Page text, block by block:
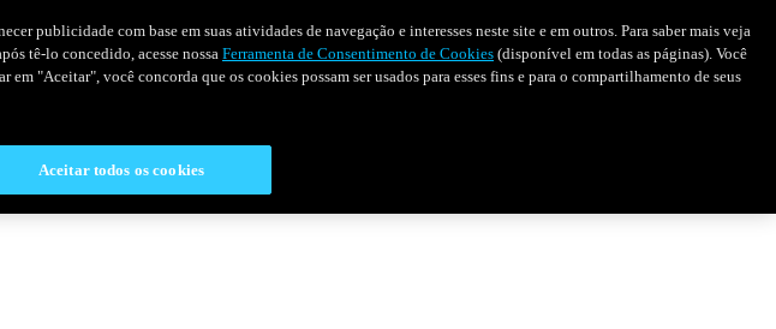
publicidade com base em suas atividades de navegação e interesses neste site e em outros. Para saber mais veja
tê-lo concedido, acesse nossaFerramenta de Consentimento de Cookies (disponível em todas as páginas). Você
"Aceitar", você concorda que os cookies possam ser usados para esses fins e para o compartilhamento de seus
Aceitar todos os cookies